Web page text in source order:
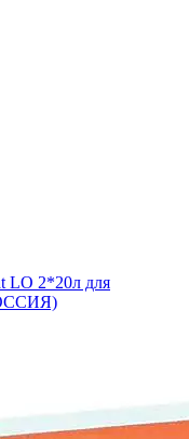
LO 2*20л для